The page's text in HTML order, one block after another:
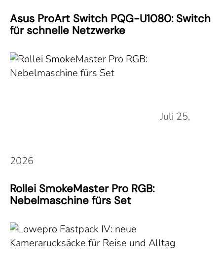
Asus ProArt Switch PQG-U1080: Switch
für schnelle Netzwerke
Juli 25,
2026
Rollei SmokeMaster Pro RGB:
Nebelmaschine fürs Set